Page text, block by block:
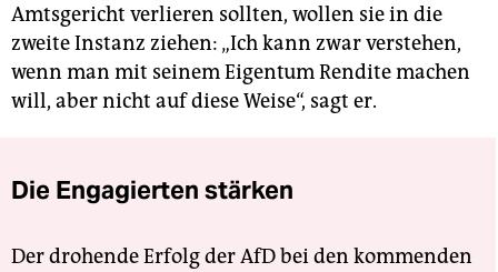
Amtsgericht verlieren sollten, wollen sie in die
zweite Instanz ziehen: „Ich kann zwar verstehen,
wenn man mit seinem Eigentum Rendite machen
will, aber nicht auf diese Weise“, sagt er.
Die Engagierten stärken
Der drohende Erfolg der AfD bei den kommenden